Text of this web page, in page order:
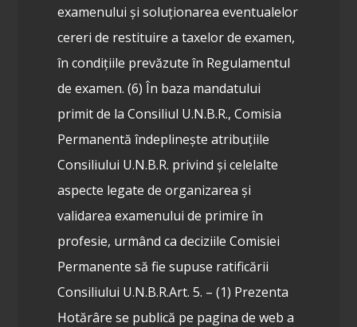
examenului şi soluționarea eventualelor
cereri de restituire a taxelor de examen,
în condițiile prevăzute în Regulamentul
de examen. (6) În baza mandatului
primit de la Consiliul U.N.B.R., Comisia
Permanentă îndeplinește atribuțiile
Consiliului U.N.B.R. privind și celelalte
aspecte legate de organizarea și
validarea examenului de primire în
profesie, urmând ca deciziile Comisiei
Permanente să fie supuse ratificării
Consiliului U.N.B.R.Art. 5. – (1) Prezenta
Hotărâre se publică pe pagina de web a